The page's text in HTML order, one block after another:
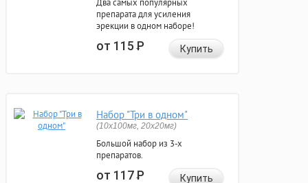
Два самых популярных
препарата для усиления
эрекции в одном наборе!
от 115Р Купить
Набор "Три в одном"
(10x100мг, 20x20мг)
Большой набор из 3-х
препаратов.
от 117Р Купить